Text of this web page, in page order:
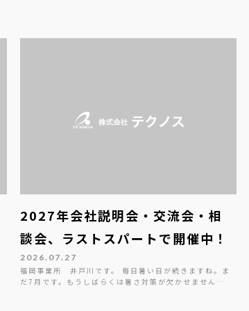
2027年会社説明会・交流会・相
談会、ラストスパートで開催中！
2026.07.27
福岡事業所 井戸川です。 毎日暑い日が続きますね。ま
だ7月です。もうしばらくは暑さ対策が欠かせません…